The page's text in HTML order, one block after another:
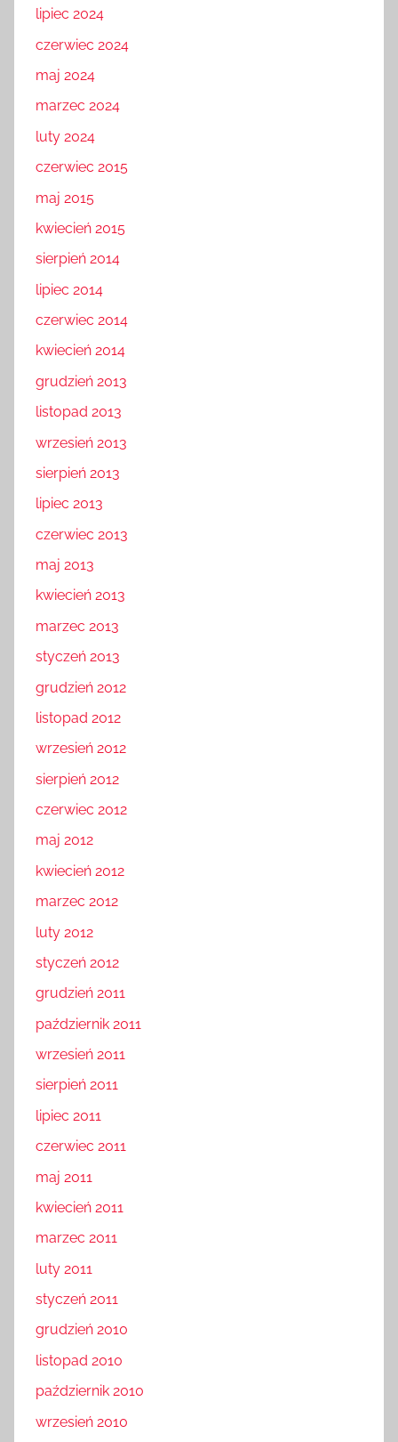
lipiec 2024
czerwiec 2024
maj 2024
marzec 2024
luty 2024
czerwiec 2015
maj 2015
kwiecień 2015
sierpień 2014
lipiec 2014
czerwiec 2014
kwiecień 2014
grudzień 2013
listopad 2013
wrzesień 2013
sierpień 2013
lipiec 2013
czerwiec 2013
maj 2013
kwiecień 2013
marzec 2013
styczeń 2013
grudzień 2012
listopad 2012
wrzesień 2012
sierpień 2012
czerwiec 2012
maj 2012
kwiecień 2012
marzec 2012
luty 2012
styczeń 2012
grudzień 2011
październik 2011
wrzesień 2011
sierpień 2011
lipiec 2011
czerwiec 2011
maj 2011
kwiecień 2011
marzec 2011
luty 2011
styczeń 2011
grudzień 2010
listopad 2010
październik 2010
wrzesień 2010